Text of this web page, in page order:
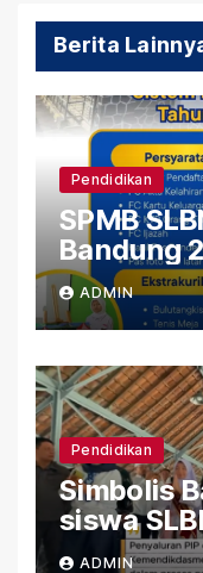
Berita
Pendidikan
SPMB
Bandung
ADMIN
Pendidikan
Simbolis
siswa
Bandung
ADMIN